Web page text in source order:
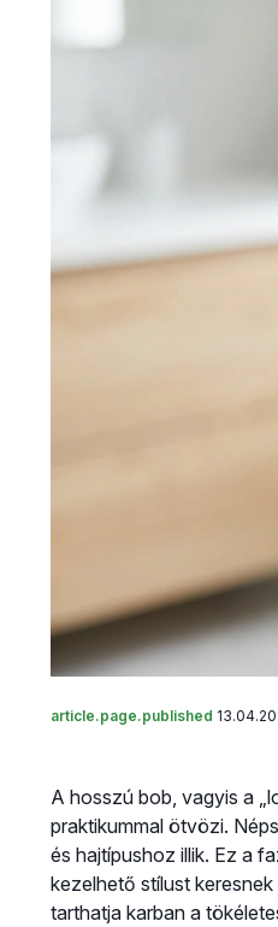
article.page.published
A hosszú bob, vagyis a
praktikummal ötvözi.
és hajtípushoz illik. Ez a
kezelhető stílust
tarthatja karban a